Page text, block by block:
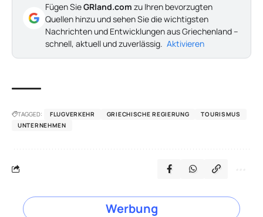
Fügen SieGRland.com zu Ihren bevorzugten
Quellen hinzu und sehen Sie die wichtigsten
Nachrichten und Entwicklungen aus Griechenland –
schnell, aktuell und zuverlässig. Aktivieren
TAGGED: FLUGVERKEHR GRIECHISCHE REGIERUNG
TOURISMUS
UNTERNEHMEN
Werbung